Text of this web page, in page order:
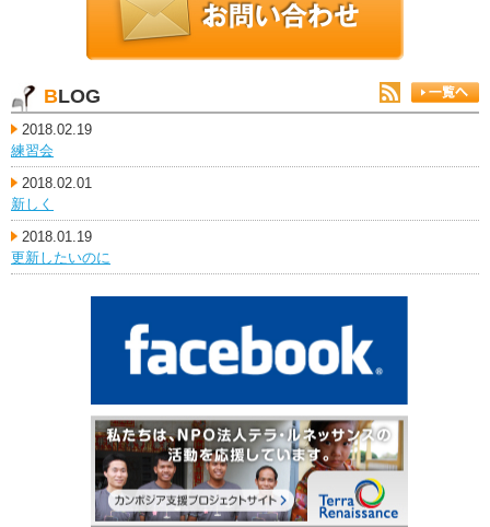
BLOG
2018.02.19
練習会
2018.02.01
新しく
2018.01.19
更新したいのに